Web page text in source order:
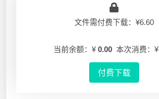
文件需付费下载：¥6.60
当前余额：¥ 0.00 本次消费：¥
付费下载